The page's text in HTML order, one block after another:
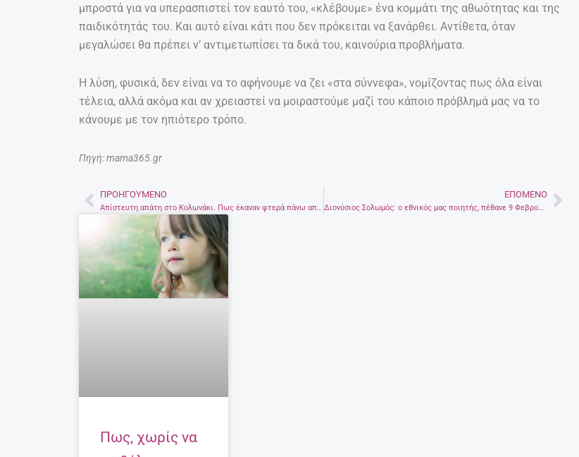
μπροστά για να υπερασπιστεί τον εαυτό του, «κλέβουμε» ένα κομμάτι της αθωότητας και της
παιδικότητάς του. Και αυτό είναι κάτι που δεν πρόκειται να ξανάρθει. Αντίθετα, όταν
μεγαλώσει θα πρέπει ν’ αντιμετωπίσει τα δικά του, καινούρια προβλήματα.
Η λύση, φυσικά, δεν είναι να το αφήνουμε να ζει «στα σύννεφα», νομίζοντας πως όλα είναι
τέλεια, αλλά ακόμα και αν χρειαστεί να μοιραστούμε μαζί του κάποιο πρόβλημά μας να το
κάνουμε με τον ηπιότερο τρόπο.
Πηγή: mama365.gr
Prev
ΠΡΟΗΓΟΎΜΕΝΟ
Απίστευτη απάτη στο Κολωνάκι. Πως έκαναν φτερά πάνω από 100000 ευρώ!
ΕΠΌΜΕΝΟ
Διονύσιος Σολωμός: ο εθνικός μας ποιητής, πέθανε 9 Φεβρουαρίου 1857 Next
Πως, χωρίς να